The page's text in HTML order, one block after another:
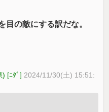
目の敵にする訳だな。
[ﾆﾀﾞ] 2024/11/30(土) 15:51: